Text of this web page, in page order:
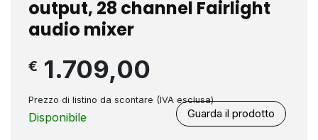
output, 28 channel Fairlight
audio mixer
€ 1.709,00
Prezzo di listino da scontare (IVA esclusa)
Disponibile Guarda il prodotto